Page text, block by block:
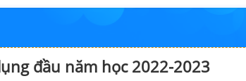
đầu năm học 2022-2023